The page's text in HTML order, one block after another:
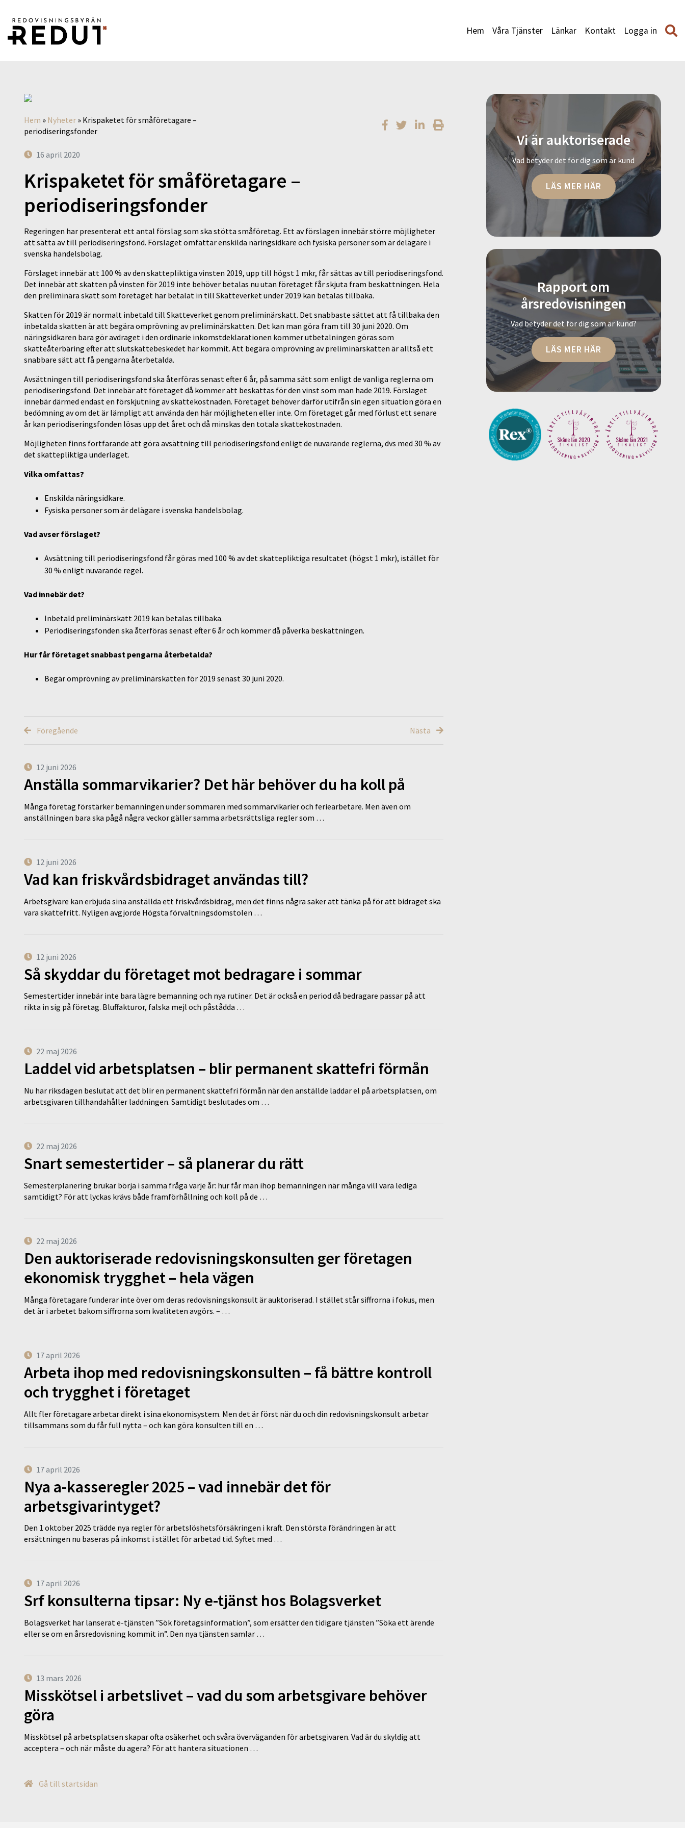
Hem Våra Tjänster Länkar Kontakt Logga in
Hem » Nyheter » Krispaketet för småföretagare –
periodiseringsfonder
16 april 2020
Krispaketet för småföretagare –
periodiseringsfonder
Regeringen har presenterat ett antal förslag som ska stötta småföretag. Ett av förslagen innebär större möjligheter
att sätta av till periodiseringsfond. Förslaget omfattar enskilda näringsidkare och fysiska personer som är delägare i
svenska handelsbolag.
Förslaget innebär att 100 % av den skattepliktiga vinsten 2019, upp till högst 1 mkr, får sättas av till periodiseringsfond.
Det innebär att skatten på vinsten för 2019 inte behöver betalas nu utan företaget får skjuta fram beskattningen. Hela
den preliminära skatt som företaget har betalat in till Skatteverket under 2019 kan betalas tillbaka.
Skatten för 2019 är normalt inbetald till Skatteverket genom preliminärskatt. Det snabbaste sättet att få tillbaka den
inbetalda skatten är att begära omprövning av preliminärskatten. Det kan man göra fram till 30 juni 2020. Om
näringsidkaren bara gör avdraget i den ordinarie inkomstdeklarationen kommer utbetalningen göras som
skatteåterbäring efter att slutskattebeskedet har kommit. Att begära omprövning av preliminärskatten är alltså ett
snabbare sätt att få pengarna återbetalda.
Avsättningen till periodiseringsfond ska återföras senast efter 6 år, på samma sätt som enligt de vanliga reglerna om
periodiseringsfond. Det innebär att företaget då kommer att beskattas för den vinst som man hade 2019. Förslaget
innebär därmed endast en förskjutning av skattekostnaden. Företaget behöver därför utifrån sin egen situation göra en
bedömning av om det är lämpligt att använda den här möjligheten eller inte. Om företaget går med förlust ett senare
år kan periodiseringsfonden lösas upp det året och då minskas den totala skattekostnaden.
Möjligheten finns fortfarande att göra avsättning till periodiseringsfond enligt de nuvarande reglerna, dvs med 30 % av
det skattepliktiga underlaget.
Vilka omfattas?
Enskilda näringsidkare.
Fysiska personer som är delägare i svenska handelsbolag.
Vad avser förslaget?
Avsättning till periodiseringsfond får göras med 100 % av det skattepliktiga resultatet (högst 1 mkr), istället för
30 % enligt nuvarande regel.
Vad innebär det?
Inbetald preliminärskatt 2019 kan betalas tillbaka.
Periodiseringsfonden ska återföras senast efter 6 år och kommer då påverka beskattningen.
Hur får företaget snabbast pengarna återbetalda?
Begär omprövning av preliminärskatten för 2019 senast 30 juni 2020.
Föregående Nästa
12 juni 2026
Anställa sommarvikarier? Det här behöver du ha koll på
Många företag förstärker bemanningen under sommaren med sommarvikarier och feriearbetare. Men även om
anställningen bara ska pågå några veckor gäller samma arbetsrättsliga regler som …
12 juni 2026
Vad kan friskvårdsbidraget användas till?
Arbetsgivare kan erbjuda sina anställda ett friskvårdsbidrag, men det finns några saker att tänka på för att bidraget ska
vara skattefritt. Nyligen avgjorde Högsta förvaltningsdomstolen …
12 juni 2026
Så skyddar du företaget mot bedragare i sommar
Semestertider innebär inte bara lägre bemanning och nya rutiner. Det är också en period då bedragare passar på att
rikta in sig på företag. Bluffakturor, falska mejl och påstådda …
22 maj 2026
Laddel vid arbetsplatsen – blir permanent skattefri förmån
Nu har riksdagen beslutat att det blir en permanent skattefri förmån när den anställde laddar el på arbetsplatsen, om
arbetsgivaren tillhandahåller laddningen. Samtidigt beslutades om …
22 maj 2026
Snart semestertider – så planerar du rätt
Semesterplanering brukar börja i samma fråga varje år: hur får man ihop bemanningen när många vill vara lediga
samtidigt? För att lyckas krävs både framförhållning och koll på de …
22 maj 2026
Den auktoriserade redovisningskonsulten ger företagen
ekonomisk trygghet – hela vägen
Många företagare funderar inte över om deras redovisningskonsult är auktoriserad. I stället står siffrorna i fokus, men
det är i arbetet bakom siffrorna som kvaliteten avgörs. – …
17 april 2026
Arbeta ihop med redovisningskonsulten – få bättre kontroll
och trygghet i företaget
Allt fler företagare arbetar direkt i sina ekonomisystem. Men det är först när du och din redovisningskonsult arbetar
tillsammans som du får full nytta – och kan göra konsulten till en …
17 april 2026
Nya a-kasseregler 2025 – vad innebär det för
arbetsgivarintyget?
Den 1 oktober 2025 trädde nya regler för arbetslöshetsförsäkringen i kraft. Den största förändringen är att
ersättningen nu baseras på inkomst i stället för arbetad tid. Syftet med …
17 april 2026
Srf konsulterna tipsar: Ny e-tjänst hos Bolagsverket
Bolagsverket har lanserat e-tjänsten ”Sök företagsinformation”, som ersätter den tidigare tjänsten ”Söka ett ärende
eller se om en årsredovisning kommit in”. Den nya tjänsten samlar …
13 mars 2026
Misskötsel i arbetslivet – vad du som arbetsgivare behöver
göra
Misskötsel på arbetsplatsen skapar ofta osäkerhet och svåra överväganden för arbetsgivaren. Vad är du skyldig att
acceptera – och när måste du agera? För att hantera situationen …
Gå till startsidan
Vi är auktoriserade
Vad betyder det för dig som är kund
LÄS MER HÄR
Rapport om
årsredovisningen
Vad betyder det för dig som är kund?
LÄS MER HÄR